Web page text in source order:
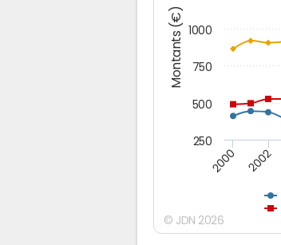
Montants (€)
2000 2002
250
500
750
1000
© JDN 2026